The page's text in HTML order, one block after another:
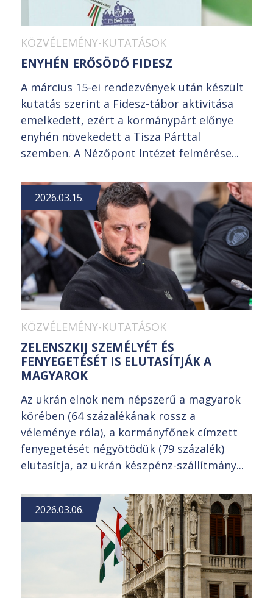
KÖZVÉLEMÉNY-KUTATÁSOK
ENYHÉN ERŐSÖDŐ FIDESZ
A március 15-ei rendezvények után készült
kutatás szerint a Fidesz-tábor aktivitása
emelkedett, ezért a kormánypárt előnye
enyhén növekedett a Tisza Párttal
szemben. A Nézőpont Intézet felmérése...
2026.03.15.
KÖZVÉLEMÉNY-KUTATÁSOK
ZELENSZKIJ SZEMÉLYÉT ÉS
FENYEGETÉSÉT IS ELUTASÍTJÁK A
MAGYAROK
Az ukrán elnök nem népszerű a magyarok
körében (64 százalékának rossz a
véleménye róla), a kormányfőnek címzett
fenyegetését négyötödük (79 százalék)
elutasítja, az ukrán készpénz-szállítmány...
2026.03.06.